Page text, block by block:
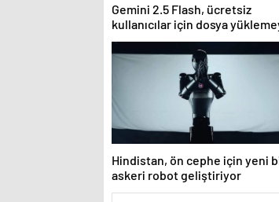
Gemini 2.5 Flash, ücretsiz
kullanıcılar için dosya
devre dışı bırakıyor
Hindistan, ön cephe için yeni
askeri robot geliştiriyor